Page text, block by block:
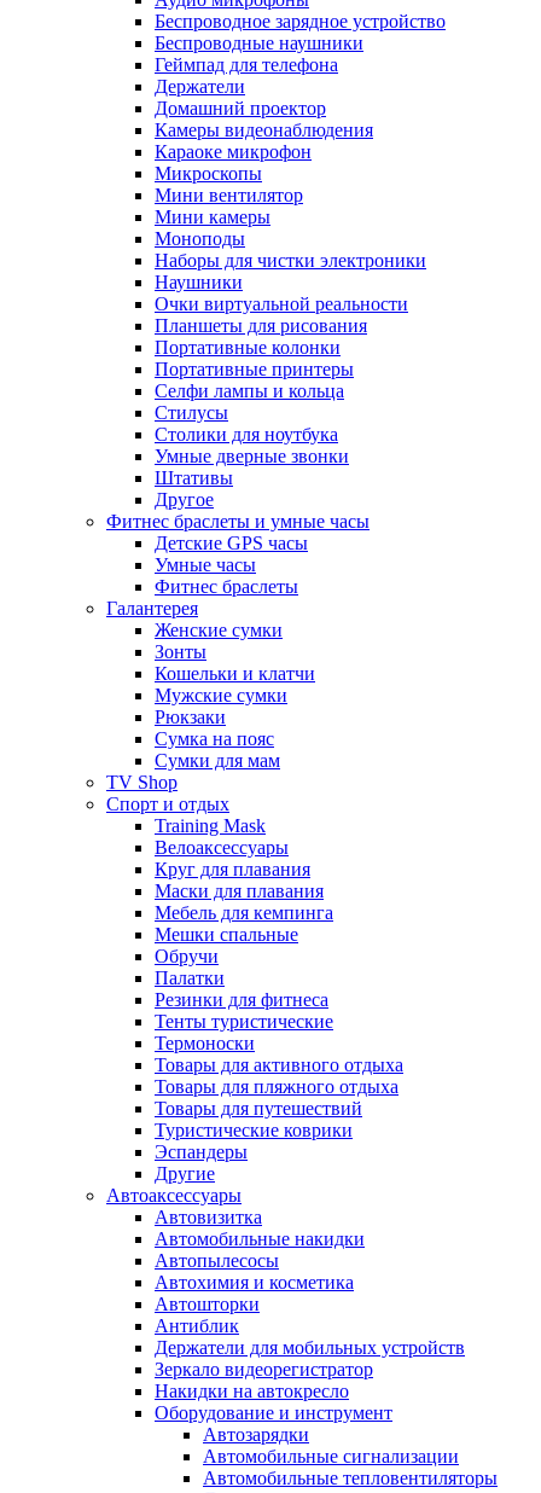
Беспроводное зарядное устройство
Беспроводные наушники
Геймпад для телефона
Держатели
Домашний проектор
Камеры видеонаблюдения
Караоке микрофон
Микроскопы
Мини вентилятор
Мини камеры
Моноподы
Наборы для чистки электроники
Наушники
Очки виртуальной реальности
Планшеты для рисования
Портативные колонки
Портативные принтеры
Селфи лампы и кольца
Стилусы
Столики для ноутбука
Умные дверные звонки
Штативы
Другое
Фитнес браслеты и умные часы
Детские GPS часы
Умные часы
Фитнес браслеты
Галантерея
Женские сумки
Зонты
Кошельки и клатчи
Мужские сумки
Рюкзаки
Сумка на пояс
Сумки для мам
TV Shop
Спорт и отдых
Training Mask
Велоаксессуары
Круг для плавания
Маски для плавания
Мебель для кемпинга
Мешки спальные
Обручи
Палатки
Резинки для фитнеса
Тенты туристические
Термоноски
Товары для активного отдыха
Товары для пляжного отдыха
Товары для путешествий
Туристические коврики
Эспандеры
Другие
Автоаксессуары
Автовизитка
Автомобильные накидки
Автопылесосы
Автохимия и косметика
Автошторки
Антиблик
Держатели для мобильных устройств
Зеркало видеорегистратор
Накидки на автокресло
Оборудование и инструмент
Автозарядки
Автомобильные сигнализации
Автомобильные тепловентиляторы